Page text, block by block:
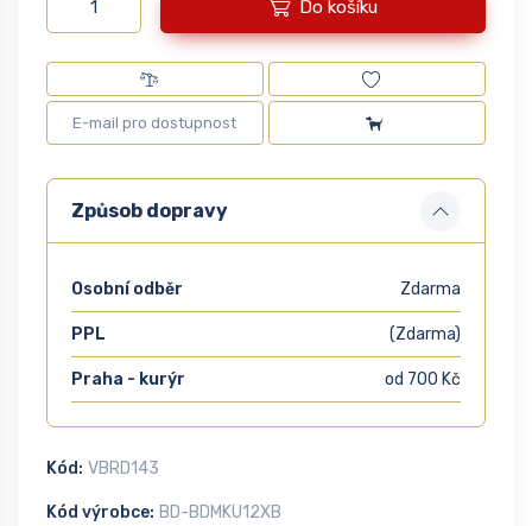
Do košíku
Způsob dopravy
Osobní odběr Zdarma
PPL (Zdarma)
Praha - kurýr od 700 Kč
Kód: VBRD143
Kód výrobce: BD-BDMKU12XB